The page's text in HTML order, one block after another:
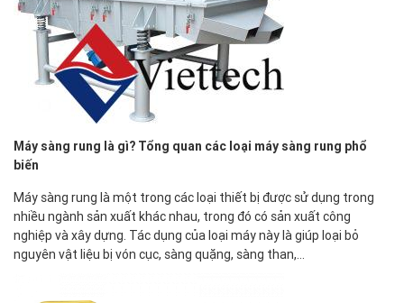
Máy sàng rung là gì? Tổng quan các loại máy sàng rung phổ
biến
Máy sàng rung là một trong các loại thiết bị được sử dụng trong
nhiều ngành sản xuất khác nhau, trong đó có sản xuất công
nghiệp và xây dựng. Tác dụng của loại máy này là giúp loại bỏ
nguyên vật liệu bị vón cục, sàng quặng, sàng than,…